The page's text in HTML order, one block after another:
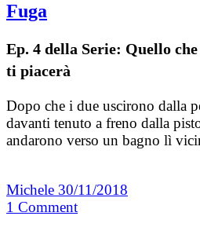
Fuga
Ep. 4 della Serie: Quello
ti piacerà
Dopo che i due uscirono dalla
davanti tenuto a freno dalla
andarono verso un bagno lì
Michele 30/11/2018
1 Comment